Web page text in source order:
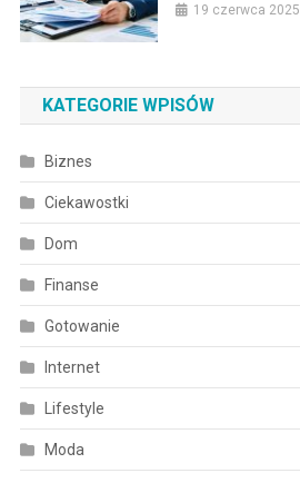
19 czerwca 2025
KATEGORIE WPISÓW
Biznes
Ciekawostki
Dom
Finanse
Gotowanie
Internet
Lifestyle
Moda